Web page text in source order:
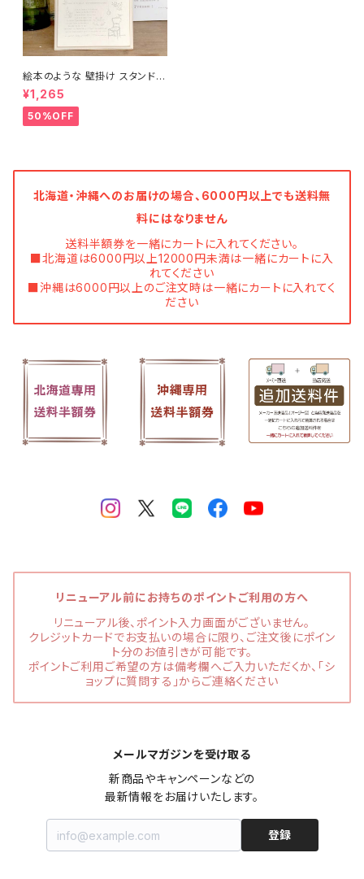
絵本のような 壁掛け スタンド両
用 鏡付きフックハンガー OEUV
RE
¥1,265
50%OFF
北海道・沖縄へのお届けの場合、6000円以上でも送料無
料にはなりません
送料半額券を一緒にカートに入れてください。
■北海道は6000円以上12000円未満は一緒にカートに入
れてください
■沖縄は6000円以上のご注文時は一緒にカートに入れてく
ださい
リニューアル前にお持ちのポイントご利用の方へ
リニューアル後、ポイント入力画面がございません。
クレジットカードでお支払いの場合に限り、ご注文後にポイン
ト分のお値引きが可能です。
ポイントご利用ご希望の方は備考欄へご入力いただくか、「シ
ョップに質問する」からご連絡ください
メールマガジンを受け取る
新商品やキャンペーンなどの
最新情報をお届けいたします。
登録